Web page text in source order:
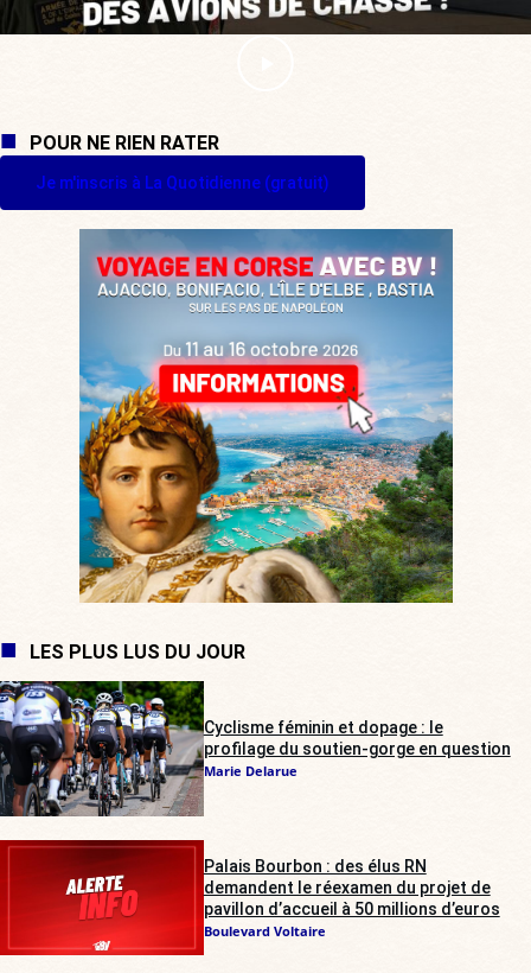
POUR NE RIEN RATER
Je m'inscris à La Quotidienne (gratuit)
LES PLUS LUS DU JOUR
Cyclisme féminin et dopage : le
profilage du soutien-gorge en question
Marie Delarue
Palais Bourbon : des élus RN
demandent le réexamen du projet de
pavillon d’accueil à 50 millions d’euros
Boulevard Voltaire